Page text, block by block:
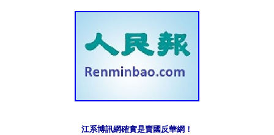
江系博訊網確實是賣國反華網！